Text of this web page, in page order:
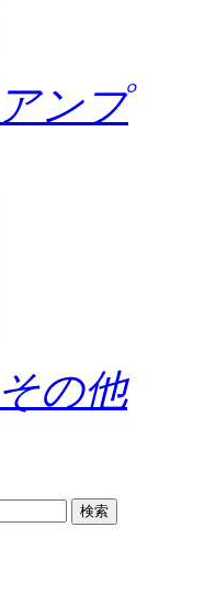
アンプ
その他